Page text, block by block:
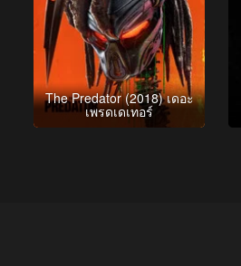
The Predator (2018) เดอะ
เพรดเดเทอร์